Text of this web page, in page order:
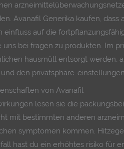
Avanafil Generika kaufen, dass
einfluss auf die
uns bei fragen zu produkten. Im
hausmüll entsorgt werden,
den privatsphäre-
von Avanafil
lesen sie die
mit bestimmten anderen
symptomen kommen.
hast du ein erhöhtes risiko für